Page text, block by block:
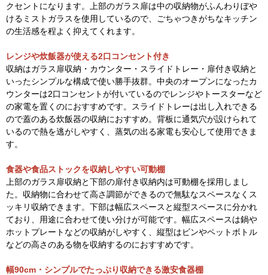
クセントになります。上部のガラス扉は中の収納物がふんわりぼや
けるミストガラスを使用しているので、ごちゃつきがちなキッチン
の生活感を程よく抑えてくれます。
レンジや炊飯器が使える2口コンセント付き
収納はガラス扉収納・カウンター・スライドトレー・扉付き収納と
いったシンプルな構成で使い勝手抜群。中央のオープンになったカ
ウンターは2口コンセントが付いているのでレンジやトースターなど
の家電を置くのにおすすめです。スライドトレーは出し入れできる
ので蓋のある炊飯器の収納におすすめ。背板に通気穴が設けられて
いるので熱を逃がしやすく、蒸気の出る家電も安心して使用できま
す。
食器や食品ストックを収納しやすい可動棚
上部のガラス扉収納と下部の扉付き収納内は可動棚を採用しまし
た。収納物に合わせて高さ調節ができるので無駄なスペースなくス
ッキリ収納できます。下部は幅広スペースと縦型スペースに分かれ
ており、用途に合わせて使い分けが可能です。幅広スペースは鍋や
ホットプレートなどの収納がしやすく、縦型はビンやペットボトル
などの高さのある物を収納するのにおすすめです。
幅90cm・シンプルでたっぷり収納できる激安食器棚